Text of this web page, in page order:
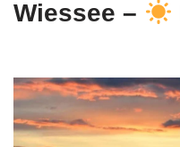
Wiessee –